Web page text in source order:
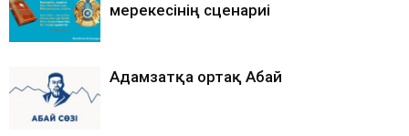
мерекесінің сценариі
Адамзатқа ортақ Абай